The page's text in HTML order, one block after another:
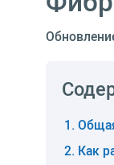
Как